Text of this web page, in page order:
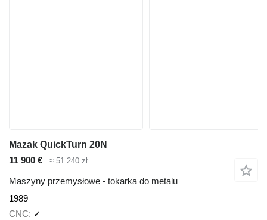
Mazak QuickTurn 20N
11 900 €
≈ 51 240 zł
Maszyny przemysłowe - tokarka do metalu
1989
CNC
✓